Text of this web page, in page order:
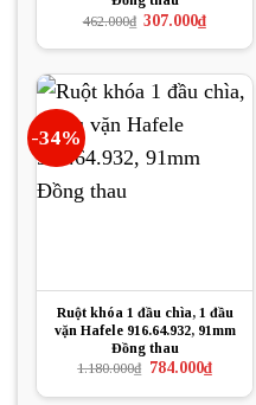
462.000₫ Giá
là:
307.000₫Giá
hiện
tại
307.000₫.
-34%
Ruột khóa 1 đầu chìa, 1 đầu
vặn Hafele 916.64.932, 91mm
Đồng thau
1.180.000₫ Giá
là:
784.000₫Giá
hiện
tại